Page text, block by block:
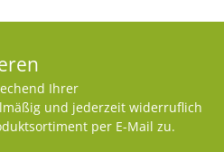
Ihrer
und jederzeit widerruflich
per E-Mail zu.